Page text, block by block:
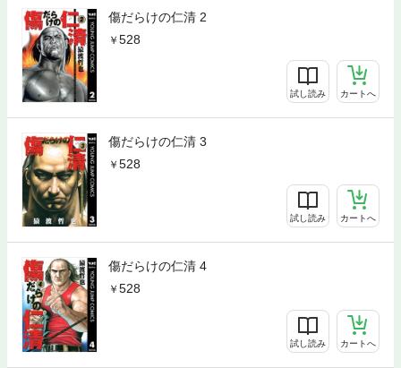
傷だらけの仁清 2
528
試し読み カートへ
傷だらけの仁清 3
528
試し読み カートへ
傷だらけの仁清 4
528
試し読み カートへ